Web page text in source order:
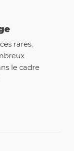
rares,
le cadre